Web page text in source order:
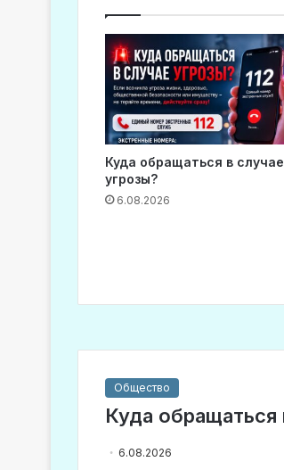
Куда обращаться в случае
угрозы?
6.08.2026